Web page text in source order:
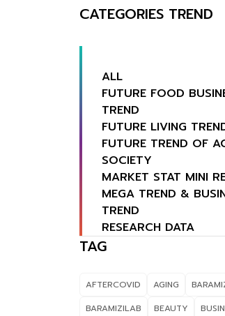
CATEGORIES TREND
ALL
FUTURE FOOD
TREND
FUTURE LIVING
FUTURE TREND OF
SOCIETY
MARKET STAT MINI
MEGA TREND &
TREND
RESEARCH DATA
TAG
AFTERCOVID AGING
BARAMIZILAB
BEAUTY